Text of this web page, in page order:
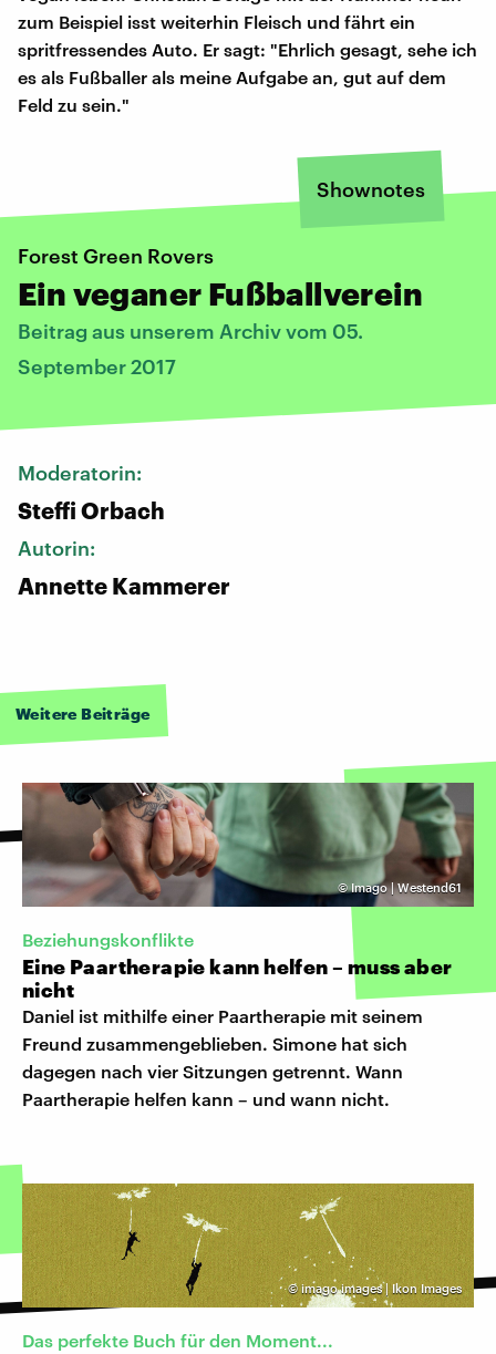
zum Beispiel isst weiterhin Fleisch und fährt ein
spritfressendes Auto. Er sagt: "Ehrlich gesagt, sehe ich
es als Fußballer als meine Aufgabe an, gut auf dem
Feld zu sein."
Shownotes
Forest Green Rovers
Ein veganer Fußballverein
Beitrag aus unserem Archiv vom 05.
September 2017
Moderatorin:
Steffi Orbach
Autorin:
Annette Kammerer
Weitere Beiträge
©Imago | Westend61
Beziehungskonflikte
Eine Paartherapie kann helfen – muss aber
nicht
Daniel ist mithilfe einer Paartherapie mit seinem
Freund zusammengeblieben. Simone hat sich
dagegen nach vier Sitzungen getrennt. Wann
Paartherapie helfen kann – und wann nicht.
© imago images | Ikon Images
Das perfekte Buch für den Moment...